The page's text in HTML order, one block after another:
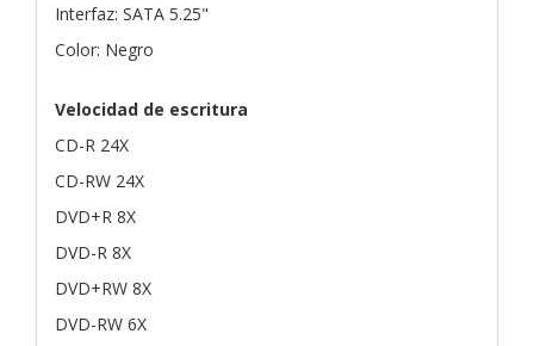
Interfaz: SATA 5.25"
Color: Negro
Velocidad de escritura
CD-R 24X
CD-RW 24X
DVD+R 8X
DVD-R 8X
DVD+RW 8X
DVD-RW 6X